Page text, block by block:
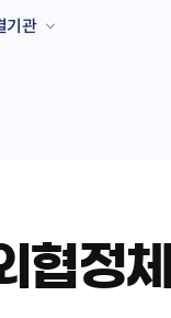
기관
협정